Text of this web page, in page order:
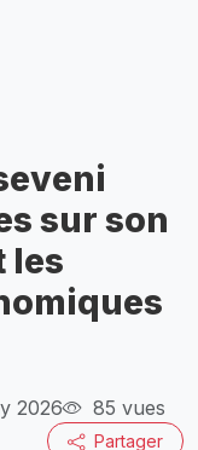
sur son
les
2026 85 vues
Partager